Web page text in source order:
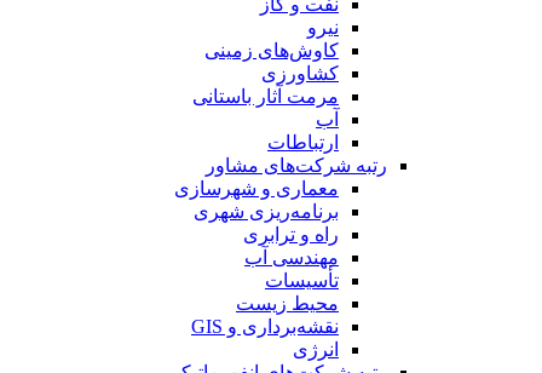
نفت و گاز
نیرو
کاوش‌های زمینی
کشاورزی
مرمت آثار باستانی
آب
ارتباطات
رتبه شرکت‌های مشاور
معماری و شهرسازی
برنامه‌ریزی شهری
راه و ترابری
مهندسی آب
تأسیسات
محیط زیست
نقشه‌برداری و GIS
انرژی